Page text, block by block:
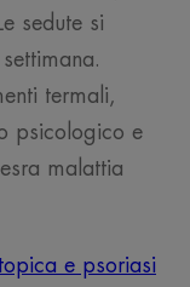
sedute si
termali,
psicologico e
malattia
e psoriasi